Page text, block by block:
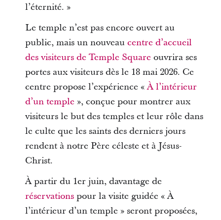
l’éternité. »
Le temple n’est pas encore ouvert au
public, mais un nouveau centre d’accueil
des visiteurs de Temple Square ouvrira ses
portes aux visiteurs dès le 18 mai 2026. Ce
centre propose l’expérience «À l’intérieur
d’un temple », conçue pour montrer aux
visiteurs le but des temples et leur rôle dans
le culte que les saints des derniers jours
rendent à notre Père céleste et à Jésus-
Christ.
À partir du 1er juin, davantage de
réservationspour la visite guidée « À
l’intérieur d’un temple » seront proposées,